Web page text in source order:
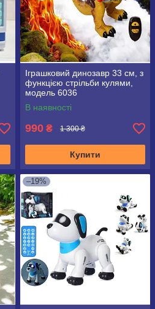
Іграшковий динозавр 33 см, з
функцією стрільби кулями,
модель 6036
В наявності
990 ₴ 1 300 ₴
Купити
–19%